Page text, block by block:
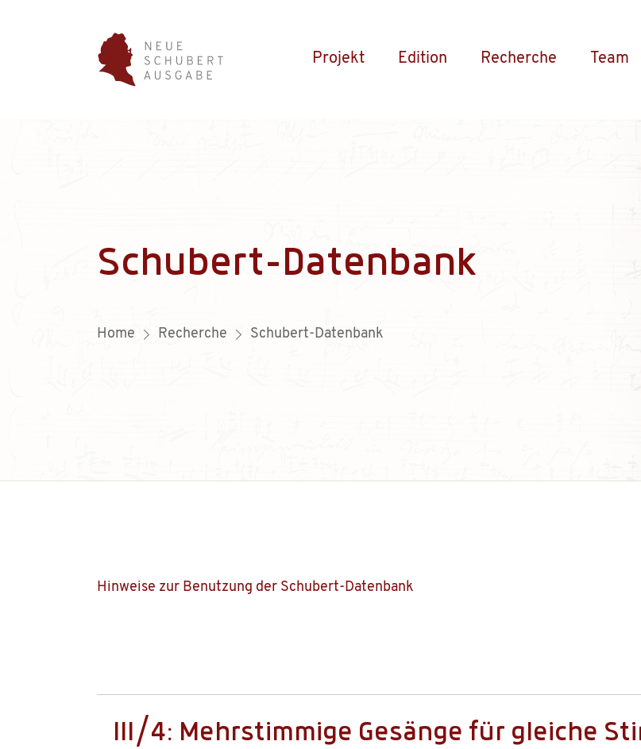
Projekt Edition Recherche Team
Schubert-Datenbank
Home Recherche Schubert-Datenbank
Hinweise zur Benutzung der Schubert-Datenbank
III/4: Mehrstimmige Gesänge für gleiche